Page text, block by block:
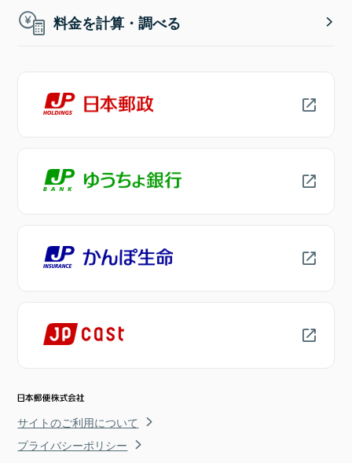
料金を計算・調べる
サイトのご利用について
プライバシーポリシー